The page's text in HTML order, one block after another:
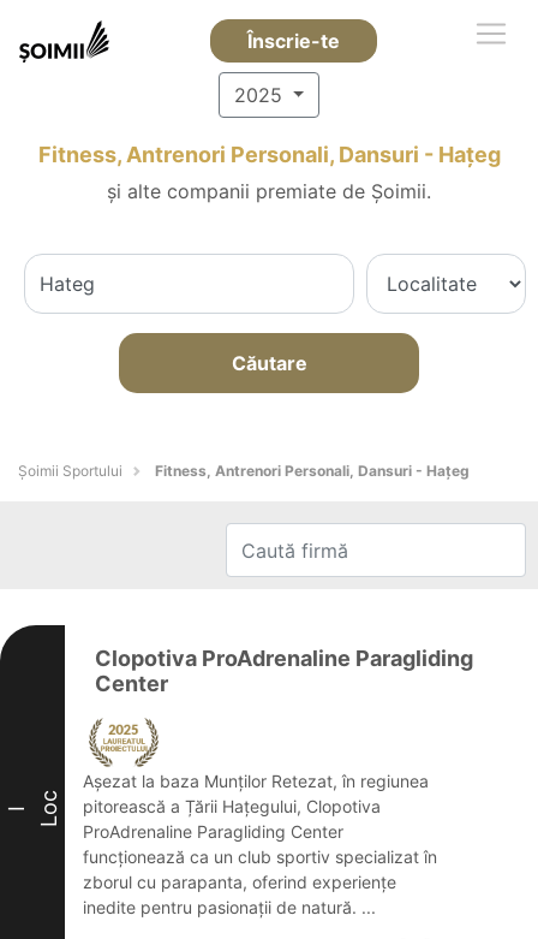
Înscrie-te
2025
Fitness, Antrenori Personali, Dansuri - Haţeg
și alte companii premiate de Șoimii.
Căutare
Șoimii Sportului Fitness, Antrenori Personali, Dansuri - Haţeg
I Loc
Clopotiva ProAdrenaline Paragliding
Center
Așezat la baza Munților Retezat, în regiunea
pitorească a Țării Hațegului, Clopotiva
ProAdrenaline Paragliding Center
funcționează ca un club sportiv specializat în
zborul cu parapanta, oferind experiențe
inedite pentru pasionații de natură. ...